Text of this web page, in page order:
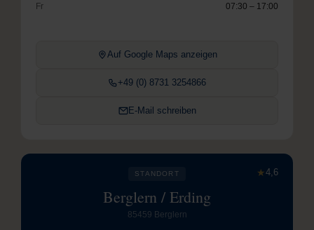
Fr
07:30 – 17:00
Auf Google Maps anzeigen
+49 (0) 8731 3254866
E-Mail schreiben
★4,6
STANDORT
Berglern / Erding
85459 Berglern